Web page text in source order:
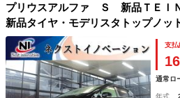
プリウスアルファ Ｓ 新品ＴＥＩ
新品タイヤ・モデリスタトップノッ
ンドル・フォグ・ウィンカーミラー
ス・ＴＶ・ＣＤ／ＤＶＤ・バックカ
支払
通常ロ
年式